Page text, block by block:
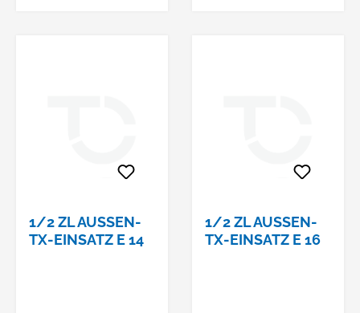
1/2 ZL AUSSEN-T
X-EINSATZ E 14
1/2 ZL AUSSEN-T
X-EINSATZ E 16